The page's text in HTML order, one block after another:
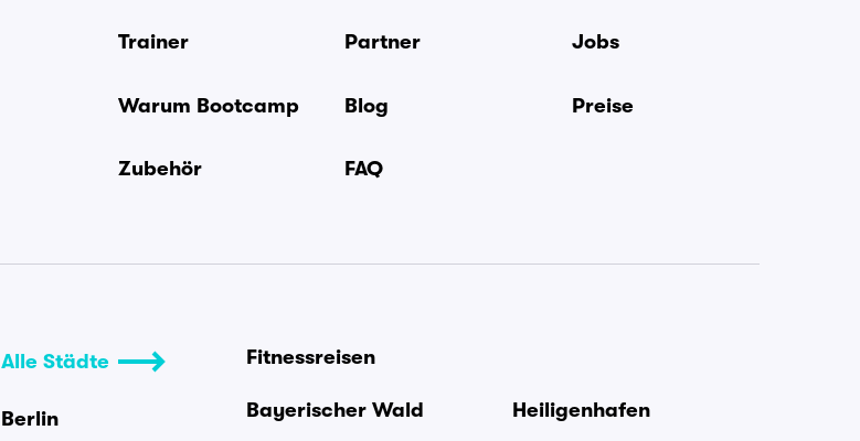
Trainer Partner Jobs
Warum Bootcamp Blog Preise
Zubehör FAQ
Alle Städte
Berlin
Fitnessreisen
Bayerischer Wald
Heiligenhafen